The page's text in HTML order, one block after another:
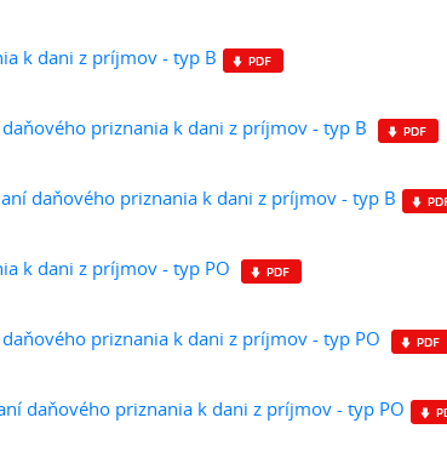
k dani z príjmov - typ B
priznania k dani z príjmov - typ B
daňového priznania k dani z príjmov - typ B
k dani z príjmov - typ PO
priznania k dani z príjmov - typ PO
daňového priznania k dani z príjmov - typ PO